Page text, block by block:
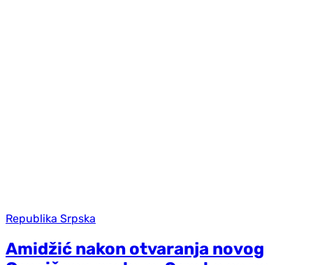
Republika Srpska
Amidžić nakon otvaranja novog